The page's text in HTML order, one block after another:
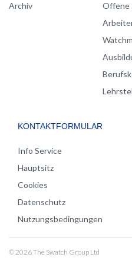
Archiv
Offene
KONTAKTFORMULAR
Info Service
Hauptsitz
Cookies
Datenschutz
Nutzungsbedingungen
© 2026 The Swatch Group Ltd